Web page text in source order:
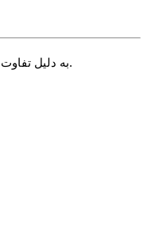
√ به دلیل تفاوت مانیتور ها در رنگ و نور و کنتراست ، ممکن است رنگ محصول اندکی با آنچه شما می بینید متفاوت باشد. در صورت استاندارد بودن تنظیمات مانیتور شما این تفاوت بسیار جزیی خواهد بود.